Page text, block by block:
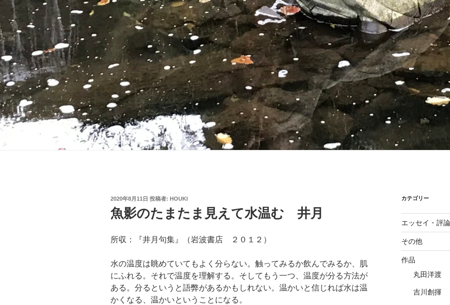
投
稿
日:
2020年8月11日 投稿者: HOUKI
魚影のたまたま見えて水温む 井月
所収：『井月句集』（岩波書店 ２０１２）
水の温度は眺めていてもよく分らない。触ってみるか飲んでみるか、肌
にふれる。それで温度を理解する。そしてもう一つ、温度が分る方法が
ある。分るというと語弊があるかもしれない。温かいと信じれば水は温
かくなる、温かいということになる。
カテゴリー
エッセイ・評論
その他
作品
丸田洋渡
吉川創揮